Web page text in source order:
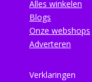
Alles winkelen
Blogs
Onze webshops
Adverteren
Verklaringen